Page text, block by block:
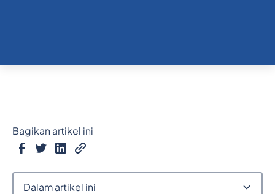
Bagikan artikel ini
Dalam artikel ini